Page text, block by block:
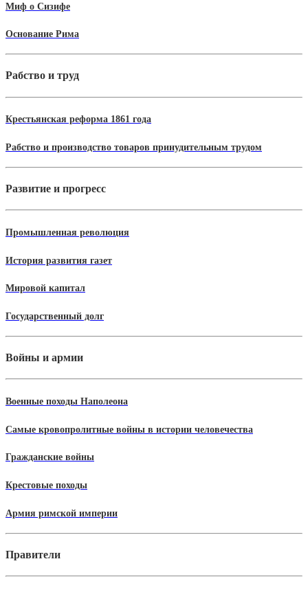
Миф о Сизифе
Основание Рима
Рабство и труд
Крестьянская реформа 1861 года
Рабство и производство товаров принудительным трудом
Развитие и прогресс
Промышленная революция
История развития газет
Мировой капитал
Государственный долг
Войны и армии
Военные походы Наполеона
Самые кровопролитные войны в истории человечества
Гражданские войны
Крестовые походы
Армия римской империи
Правители